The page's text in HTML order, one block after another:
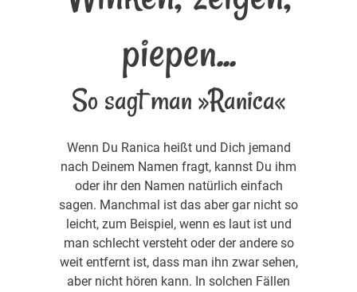
piepen...
So sagt man »Ranica«
Wenn Du Ranica heißt und Dich jemand
nach Deinem Namen fragt, kannst Du ihm
oder ihr den Namen natürlich einfach
sagen. Manchmal ist das aber gar nicht so
leicht, zum Beispiel, wenn es laut ist und
man schlecht versteht oder der andere so
weit entfernt ist, dass man ihn zwar sehen,
aber nicht hören kann. In solchen Fällen